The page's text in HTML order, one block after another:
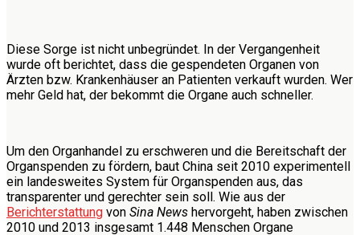
Diese Sorge ist nicht unbegründet. In der Vergangenheit
wurde oft berichtet, dass die gespendeten Organen von
Ärzten bzw. Krankenhäuser an Patienten verkauft wurden. Wer
mehr Geld hat, der bekommt die Organe auch schneller.
Um den Organhandel zu erschweren und die Bereitschaft der
Organspenden zu fördern, baut China seit 2010 experimentell
ein landesweites System für Organspenden aus, das
transparenter und gerechter sein soll. Wie aus der
Berichterstattung von Sina News hervorgeht, haben zwischen
2010 und 2013 insgesamt 1.448 Menschen Organe